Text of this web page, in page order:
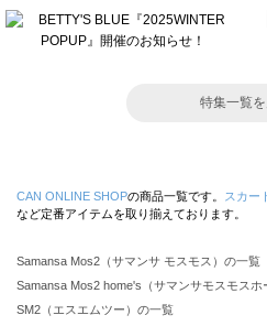
特集一覧
CAN ONLINE SHOPの商品一覧です。 スカー
など定番アイテムを取り揃えております。
Samansa Mos2（サマンサ モスモス）の一覧
Samansa Mos2 home's（サマンサモスモスホ
SM2（エスエムツー）の一覧